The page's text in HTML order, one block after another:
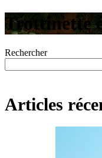
Trottinette
Rechercher
Articles